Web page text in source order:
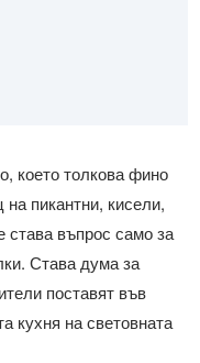
което толкова фино
пикантни, кисели,
става въпрос само за
Става дума за
поставят във
кухня на световната